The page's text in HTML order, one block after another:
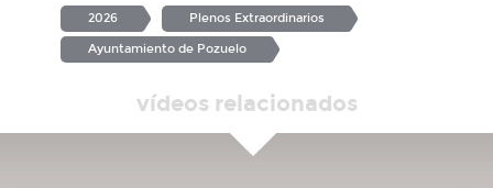
2026 Plenos Extraordinarios
Ayuntamiento de Pozuelo
vídeos relacionados